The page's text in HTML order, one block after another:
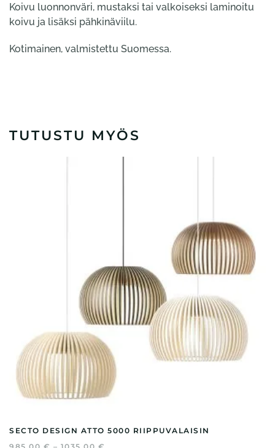
Koivu luonnonväri, mustaksi tai valkoiseksi laminoitu
koivu ja lisäksi pähkinäviilu.
Kotimainen, valmistettu Suomessa.
TUTUSTU MYÖS
SECTO DESIGN ATTO 5000 RIIPPUVALAISIN